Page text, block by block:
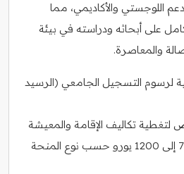
اللوجستي والأكاديمي، مما
على أبحاثه ودراسته في بيئة
والمعاصرة.
لرسوم التسجيل الجامعي (الرسيد
تكاليف الإقامة والمعيشة
يتراوح عادة بين 700 إلى 1200 يورو حسب نوع المنحة